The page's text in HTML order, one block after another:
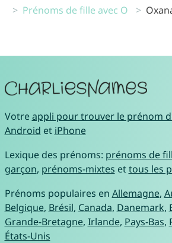
Prénoms de fille avec O
Votreappli pour trouver le prénom
Android et iPhone
Lexique des prénoms: prénoms de
garçon, prénoms-mixtes ettous les
Prénoms populaires en Allemagne,
Belgique, Brésil, Canada, Danemark,
Grande-Bretagne, Irlande, Pays-Bas,
États-Unis